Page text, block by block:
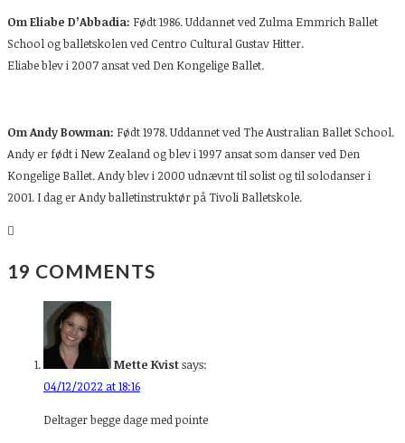
Om Eliabe D’Abbadia: Født 1986. Uddannet ved Zulma Emmrich Ballet
School og balletskolen ved Centro Cultural Gustav Hitter.
Eliabe blev i 2007 ansat ved Den Kongelige Ballet.
Om Andy Bowman: Født 1978. Uddannet ved The Australian Ballet School.
Andy er født i New Zealand og blev i 1997 ansat som danser ved Den
Kongelige Ballet. Andy blev i 2000 udnævnt til solist og til solodanser i
2001. I dag er Andy balletinstruktør på Tivoli Balletskole.
19 COMMENTS
Mette Kvistsays:
04/12/2022 at 18:16
Deltager begge dage med pointe